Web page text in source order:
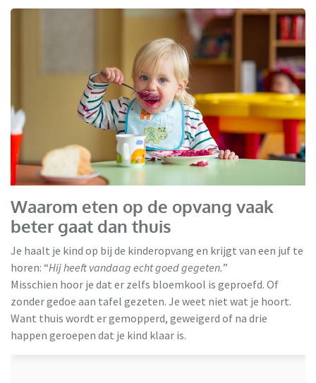
Waarom eten op de opvang vaak
beter gaat dan thuis
Je haalt je kind op bij de kinderopvang en krijgt van een juf te
horen: “Hij heeft vandaag echt goed gegeten.”
Misschien hoor je dat er zelfs bloemkool is geproefd. Of
zonder gedoe aan tafel gezeten. Je weet niet wat je hoort.
Want thuis wordt er gemopperd, geweigerd of na drie
happen geroepen dat je kind klaar is.